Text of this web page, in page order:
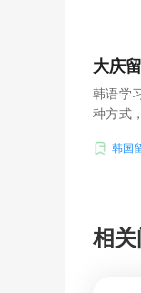
大庆
韩语学
种方式
韩国
相